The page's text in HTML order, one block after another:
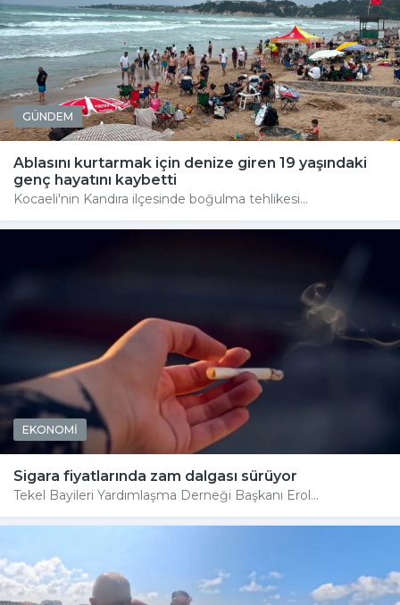
GÜNDEM
Ablasını kurtarmak için denize giren 19 yaşındaki
genç hayatını kaybetti
Kocaeli'nin Kandıra ilçesinde boğulma tehlikesi...
EKONOMİ
Sigara fiyatlarında zam dalgası sürüyor
Tekel Bayileri Yardımlaşma Derneği Başkanı Erol...